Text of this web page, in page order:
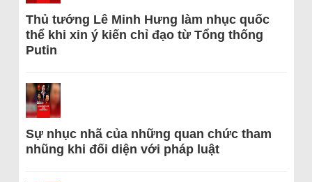
Thủ tướng Lê Minh Hưng làm nhục quốc
thể khi xin ý kiến chỉ đạo từ Tổng thống
Putin
Sự nhục nhã của những quan chức tham
nhũng khi đối diện với pháp luật